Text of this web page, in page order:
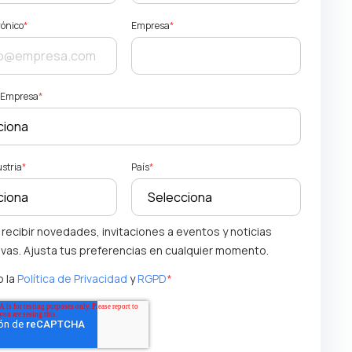
* Empresa*
*
* País*
recibir novedades, invitaciones a eventos y noticias
Ajusta tus preferencias en cualquier momento.
la Política de Privacidad yRGPD*